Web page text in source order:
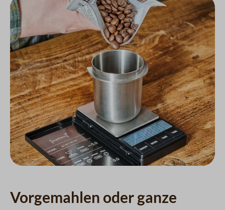
Vorgemahlen oder ganze